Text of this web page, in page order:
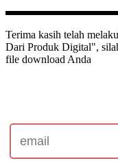
Terima kasih telah
Dari Produk Digital",
file download Anda